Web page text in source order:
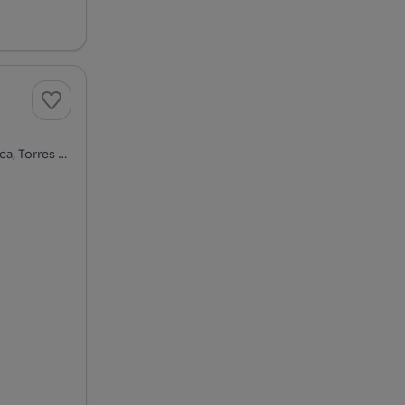
Rua Vale Godo, Torres Novas (São Pedro), Lapas e Ribeira Branca, Torres Novas, Santarém